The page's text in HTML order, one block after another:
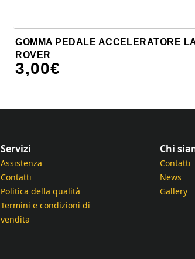
GOMMA PEDALE ACCELERATORE
ROVER
3,00€
Servizi
Assistenza
Contatti
Politica della qualità
Termini e condizioni di
vendita
Chi
Contatti
News
Gallery